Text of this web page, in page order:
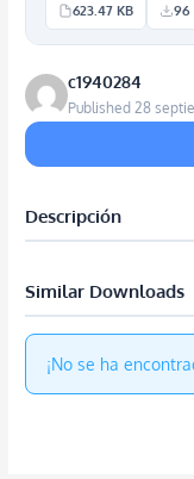
623.47 KB 96
c1940284
Published 28
Descripción
Similar Downloads
¡No se ha